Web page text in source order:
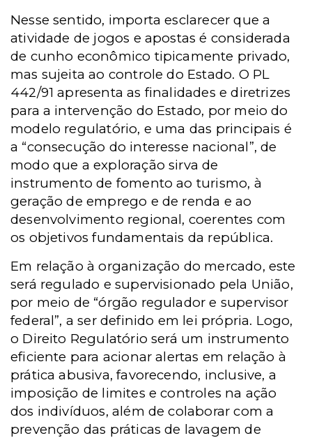
Nesse sentido, importa esclarecer que a
atividade de jogos e apostas é considerada
de cunho econômico tipicamente privado,
mas sujeita ao controle do Estado. O PL
442/91 apresenta as finalidades e diretrizes
para a intervenção do Estado, por meio do
modelo regulatório, e uma das principais é
a “consecução do interesse nacional”, de
modo que a exploração sirva de
instrumento de fomento ao turismo, à
geração de emprego e de renda e ao
desenvolvimento regional, coerentes com
os objetivos fundamentais da república.
Em relação à organização do mercado, este
será regulado e supervisionado pela União,
por meio de “órgão regulador e supervisor
federal”, a ser definido em lei própria. Logo,
o Direito Regulatório será um instrumento
eficiente para acionar alertas em relação à
prática abusiva, favorecendo, inclusive, a
imposição de limites e controles na ação
dos indivíduos, além de colaborar com a
prevenção das práticas de lavagem de